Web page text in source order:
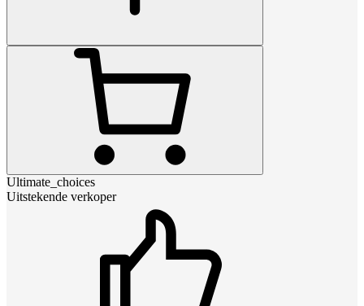
Ultimate_choices
Uitstekende verkoper